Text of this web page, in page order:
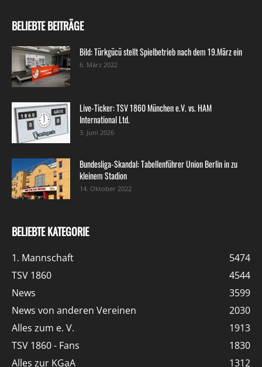
BELIEBTE BEITRÄGE
Bild: Türkgücü stellt Spielbetrieb nach dem 19.März ein
6. März 2022
Live-Ticker: TSV 1860 München e.V. vs. HAM
International Ltd.
3. Juni 2026
Bundesliga-Skandal: Tabellenführer Union Berlin in zu
kleinem Stadion
14. Oktober 2022
BELIEBTE KATEGORIE
1. Mannschaft
5474
TSV 1860
4544
News
3599
News von anderen Vereinen
2030
Alles zum e. V.
1913
TSV 1860 - Fans
1830
Alles zur KGaA
1312